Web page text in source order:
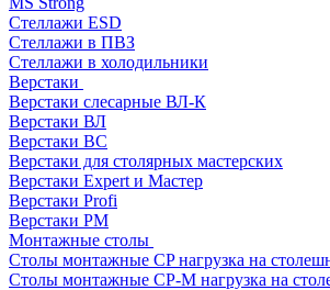
Стеллажи ESD
Стеллажи в ПВЗ
Стеллажи в холодильники
Верстаки
Верстаки слесарные ВЛ-К
Верстаки ВЛ
Верстаки ВС
Верстаки для столярных мастерских
Верстаки Expert и Мастер
Верстаки Profi
Верстаки РМ
Монтажные столы
Столы монтажные СP нагрузка на
Столы монтажные СР-М нагрузка на